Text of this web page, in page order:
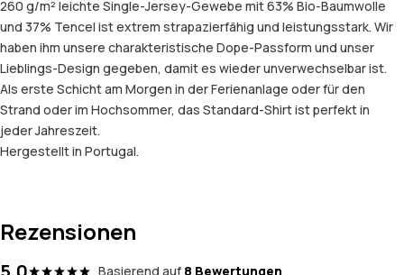
260 g/m² leichte Single-Jersey-Gewebe mit 63% Bio-Baumwolle
und 37% Tencel ist extrem strapazierfähig und leistungsstark. Wir
haben ihm unsere charakteristische Dope-Passform und unser
Lieblings-Design gegeben, damit es wieder unverwechselbar ist.
Als erste Schicht am Morgen in der Ferienanlage oder für den
Strand oder im Hochsommer, das Standard-Shirt ist perfekt in
jeder Jahreszeit.
Hergestellt in Portugal.
Rezensionen
Basierend auf 8 Bewertungen